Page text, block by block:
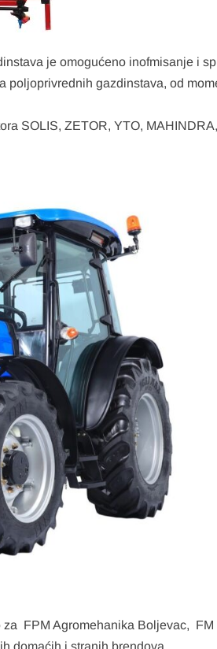
je omogućeno inofmisanje i
poljoprivrednih gazdinstava, od
SOLIS, ZETOR, YTO,
FPM Agromehanika Boljevac, FM
domaćih i stranih brendova.